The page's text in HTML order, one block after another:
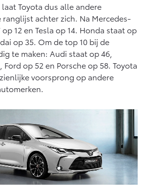
Vanaf € 48.995,-
Proace City (excl. BTW)
OOK ALS BATTERIJ-
ELEKTRISCH
Vanaf € 27.945,-
Proace Verso
BATTERIJ-ELEKTRISCH
Toyota dus alle andere
achter zich. Na Mercedes-
12 en Tesla op 14. Honda staat op
op 35. Om de top 10 bij de
te maken: Audi staat op 46,
Ford op 52 en Porsche op 58. Toyota
voorsprong op andere